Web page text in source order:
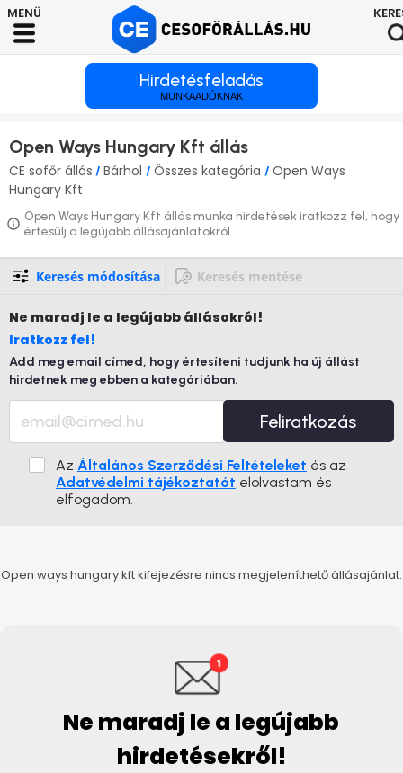
Hirdetésfeladás
MUNKAADÓKNAK
Open Ways Hungary Kft állás
CE sofőr állás / Bárhol / Összes kategória / Open Ways
Hungary Kft
Open Ways Hungary Kft állás munka hirdetések iratkozz fel, hogy
értesülj a legújabb állásajánlatokról.
Keresés módosítása Keresés mentése
Ne maradj le a legújabb állásokról!
Iratkozz fel!
Add meg email címed, hogy értesíteni tudjunk ha új állást
hirdetnek meg ebben a kategóriában.
Feliratkozás
Az Általános Szerződési Feltételeket és az
Adatvédelmi tájékoztatót elolvastam és
elfogadom.
Open ways hungary kft kifejezésre nincs megjeleníthető állásajánlat.
Ne maradj le a legújabb
hirdetésekről!